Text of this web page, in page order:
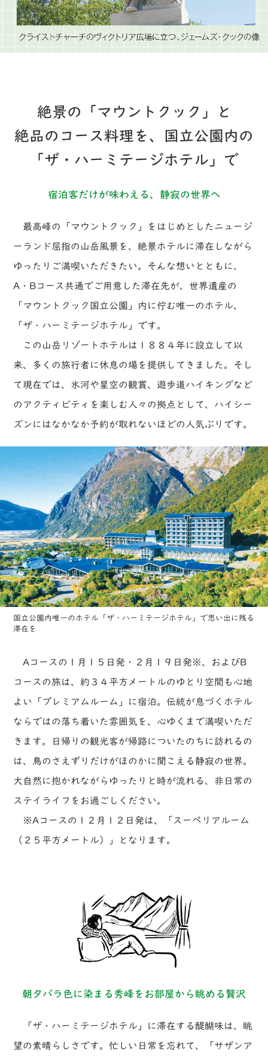
絶景の「マウントクック」と
絶品のコース料理を、国立公園内の
「ザ・ハーミテージホテル」で
宿泊客だけが味わえる、静寂の世界へ
最高峰の「マウントクック」をはじめとしたニュージ
ーランド屈指の山岳風景を、絶景ホテルに滞在しながら
ゆったりご満喫いただきたい。そんな想いとともに、
A・Bコース共通でご用意した滞在先が、世界遺産の
「マウントクック国立公園」内に佇む唯一のホテル、
「ザ・ハーミテージホテル」です。
この山岳リゾートホテルは１８８４年に設立して以
来、多くの旅行者に休息の場を提供してきました。そし
て現在では、氷河や星空の観賞、遊歩道ハイキングなど
のアクティビティを楽しむ人々の拠点として、ハイシー
ズンにはなかなか予約が取れないほどの人気ぶりです。
国立公園内唯一のホテル「ザ・ハーミテージホテル」で思い出に残る
滞在を
Aコースの１月１５日発・２月１９日発※、およびB
コースの旅は、約３４平方メートルのゆとり空間も心地
よい「プレミアムルーム」に宿泊。伝統が息づくホテル
ならではの落ち着いた雰囲気を、心ゆくまで満喫いただ
きます。日帰りの観光客が帰路についたのちに訪れるの
は、鳥のさえずりだけがほのかに聞こえる静寂の世界。
大自然に抱かれながらゆったりと時が流れる、非日常の
ステイライフをお過ごしください。
※Aコースの１２月１２日発は、「スーペリアルーム
（２５平方メートル）」となります。
朝夕バラ色に染まる秀峰をお部屋から眺める贅沢
「ザ・ハーミテージホテル」に滞在する醍醐味は、眺
望の素晴らしさです。忙しい日常を忘れて、「サザンア